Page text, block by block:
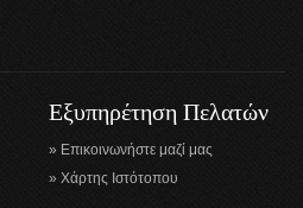
Εξυπηρέτηση Πελατών
Επικοινωνήστε μαζί μας
Χάρτης Ιστότοπου